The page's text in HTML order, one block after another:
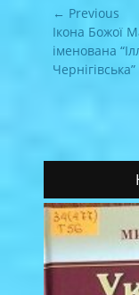
Навігація
записів
← Previous
Previous
post:
Ікона Божої
іменована
Чернігівська”